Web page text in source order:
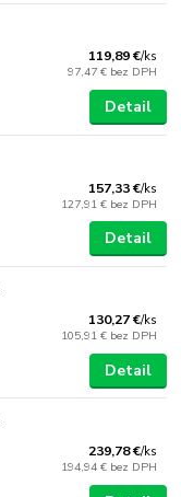
119,89 €/ks
97,47 € bez DPH
Detail
157,33 €/ks
127,91 € bez DPH
Detail
130,27 €/ks
105,91 € bez DPH
Detail
239,78 €/ks
194,94 € bez DPH